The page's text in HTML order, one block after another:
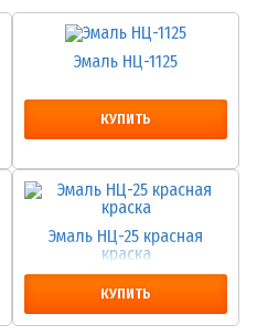
Эмаль НЦ-1125
КУПИТЬ
Эмаль НЦ-25 красная
краска
КУПИТЬ